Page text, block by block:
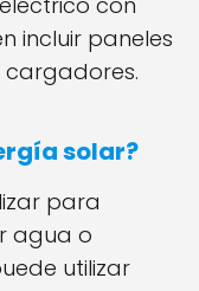
incluir paneles
cargadores.
solar?
para
agua o
utilizar